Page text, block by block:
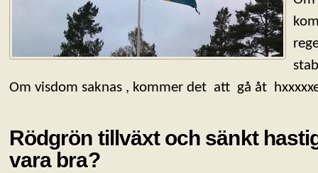
Om visdom saknas , kommer det att gå åt hxxxxxe.
Rödgrön tillväxt och sänkt
vara bra?